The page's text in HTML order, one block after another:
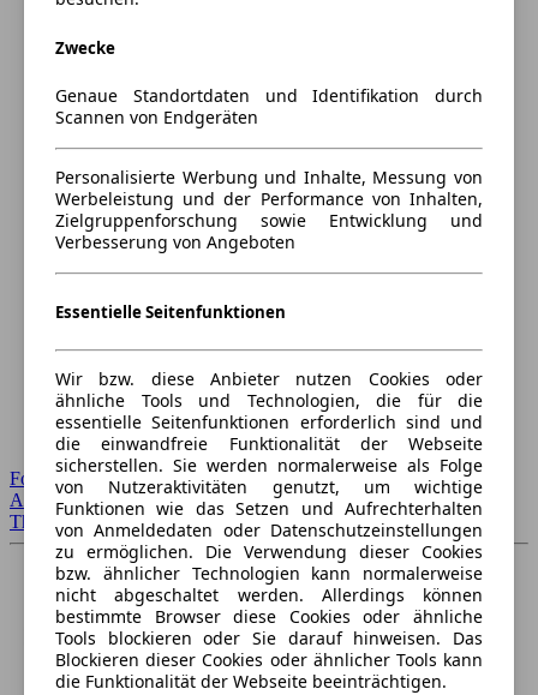
Forum Startseite
Alle Auto-Foren
Themen-Forum
Zwecke
Genaue Standortdaten und Identifikation durch
Scannen von Endgeräten
Personalisierte Werbung und Inhalte, Messung von
Werbeleistung und der Performance von Inhalten,
Zielgruppenforschung sowie Entwicklung und
Verbesserung von Angeboten
Essentielle Seitenfunktionen
Wir bzw. diese Anbieter nutzen Cookies oder
ähnliche Tools und Technologien, die für die
essentielle Seitenfunktionen erforderlich sind und
die einwandfreie Funktionalität der Webseite
sicherstellen. Sie werden normalerweise als Folge
von Nutzeraktivitäten genutzt, um wichtige
Funktionen wie das Setzen und Aufrechterhalten
von Anmeldedaten oder Datenschutzeinstellungen
zu ermöglichen. Die Verwendung dieser Cookies
bzw. ähnlicher Technologien kann normalerweise
nicht abgeschaltet werden. Allerdings können
bestimmte Browser diese Cookies oder ähnliche
Tools blockieren oder Sie darauf hinweisen. Das
Blockieren dieser Cookies oder ähnlicher Tools kann
die Funktionalität der Webseite beeinträchtigen.